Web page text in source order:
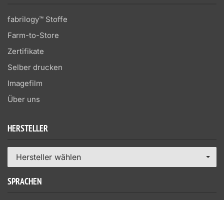
fabrilogy™ Stoffe
Farm-to-Store
Zertifikate
Selber drucken
Imagefilm
Über uns
HERSTELLER
Hersteller wählen
SPRACHEN